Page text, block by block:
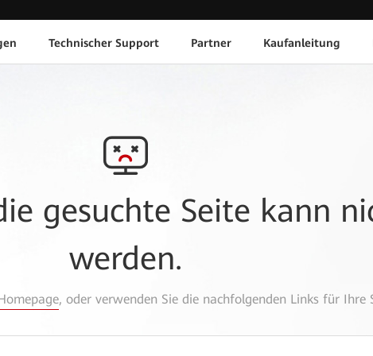
Technischer Support Partner Kaufanleitung
gesuchte Seite kann
werden.
, oder verwenden Sie die nachfolgenden Links für Ihre